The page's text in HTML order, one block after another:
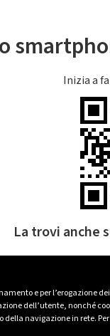
e per l’erogazione
dell’utente, nonché
navigazione in rete.
Inizia a
La trovi anche